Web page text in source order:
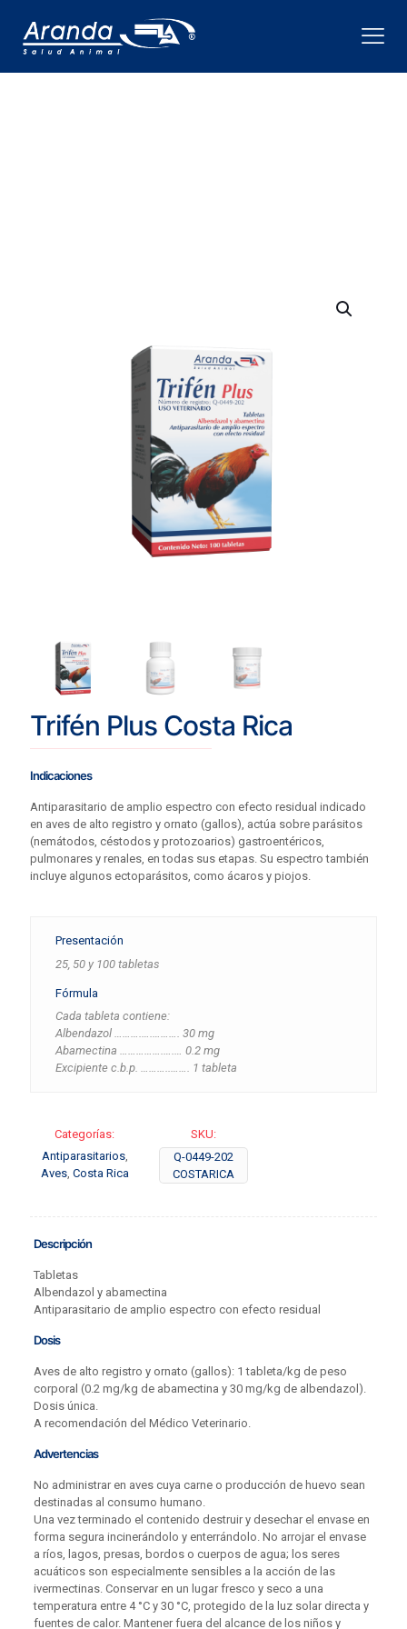
Trifén Plus Costa Rica
Indicaciones
Antiparasitario de amplio espectro con efecto residual indicado
en aves de alto registro y ornato (gallos), actúa sobre parásitos
(nemátodos, céstodos y protozoarios) gastroentéricos,
pulmonares y renales, en todas sus etapas. Su espectro también
incluye algunos ectoparásitos, como ácaros y piojos.
Presentación
25, 50 y 100 tabletas
Fórmula
Cada tableta contiene:
Albendazol ……….….………. 30 mg
Abamectina …………….….… 0.2 mg
Excipiente c.b.p. ………..……. 1 tableta
Categorías:
Antiparasitarios,
Aves, Costa Rica
SKU:
Q-0449-202
COSTARICA
Descripción
Tabletas
Albendazol y abamectina
Antiparasitario de amplio espectro con efecto residual
Dosis
Aves de alto registro y ornato (gallos): 1 tableta/kg de peso
corporal (0.2 mg/kg de abamectina y 30 mg/kg de albendazol).
Dosis única.
A recomendación del Médico Veterinario.
Advertencias
No administrar en aves cuya carne o producción de huevo sean
destinadas al consumo humano.
Una vez terminado el contenido destruir y desechar el envase en
forma segura incinerándolo y enterrándolo. No arrojar el envase
a ríos, lagos, presas, bordos o cuerpos de agua; los seres
acuáticos son especialmente sensibles a la acción de las
ivermectinas. Conservar en un lugar fresco y seco a una
temperatura entre 4 °C y 30 °C, protegido de la luz solar directa y
fuentes de calor. Mantener fuera del alcance de los niños y